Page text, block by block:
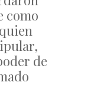
como
de